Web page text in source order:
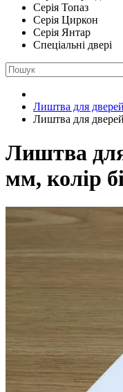
Серія Топаз
Серія Циркон
Серія Янтар
Спеціальні двері
Лиштва для дверей
Лиштва для
Лиштва
мм, колір